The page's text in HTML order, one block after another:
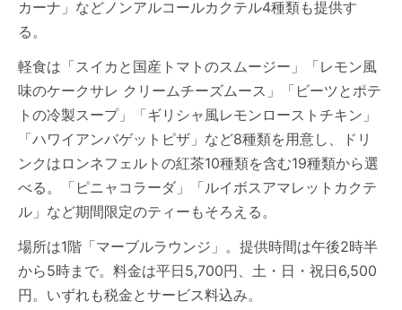
カーナ」などノンアルコールカクテル4種類も提供す
る。
軽食は「スイカと国産トマトのスムージー」「レモン風
味のケークサレ クリームチーズムース」「ビーツとポテ
トの冷製スープ」「ギリシャ風レモンローストチキン」
「ハワイアンバゲットピザ」など8種類を用意し、ドリ
ンクはロンネフェルトの紅茶10種類を含む19種類から選
べる。「ピニャコラーダ」「ルイボスアマレットカクテ
ル」など期間限定のティーもそろえる。
場所は1階「マーブルラウンジ」。提供時間は午後2時半
から5時まで。料金は平日5,700円、土・日・祝日6,500
円。いずれも税金とサービス料込み。